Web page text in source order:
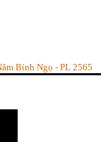
Bính Ngọ - PL 2565